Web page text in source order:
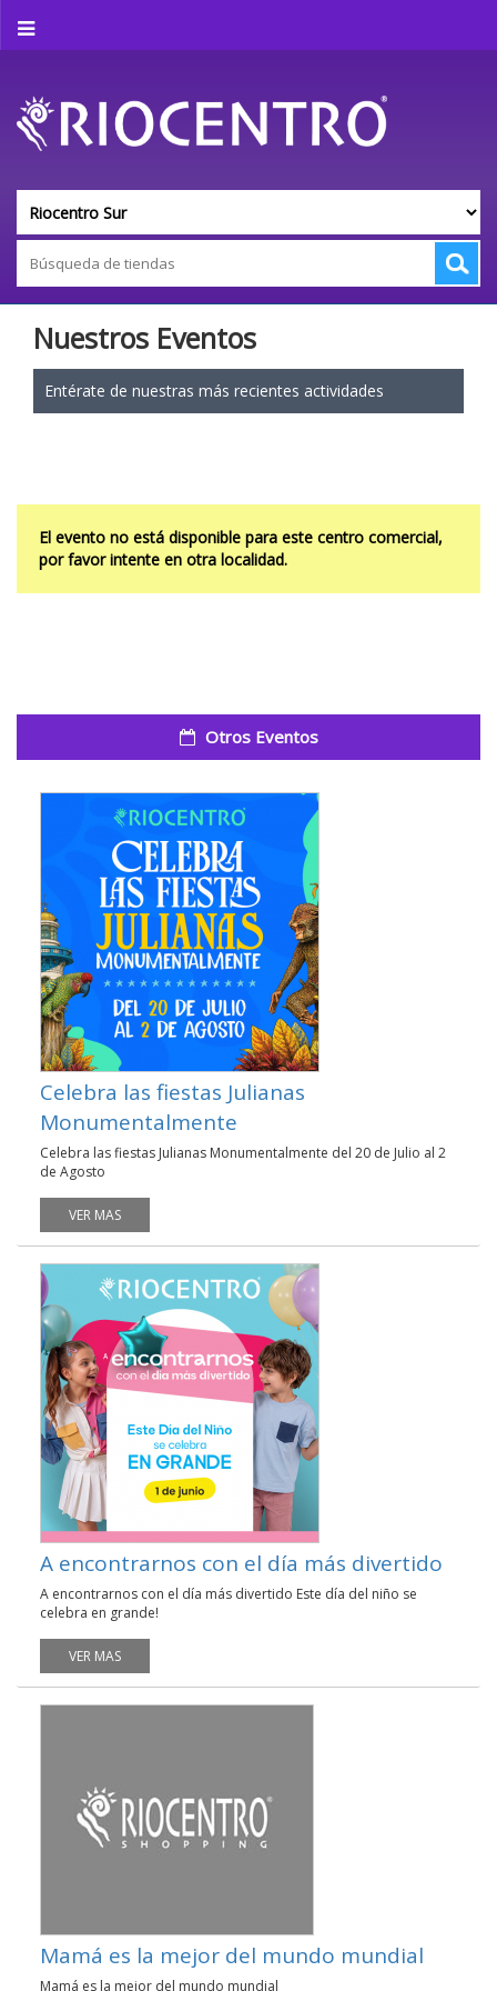
Nuestros Eventos
Entérate de nuestras más recientes actividades
El evento no está disponible para este centro comercial,
por favor intente en otra localidad.
Otros Eventos
Celebra las fiestas Julianas
Monumentalmente
Celebra las fiestas Julianas Monumentalmente del 20 de Julio al 2
de Agosto
VER MAS
A encontrarnos con el día más divertido
A encontrarnos con el día más divertido Este día del niño se
celebra en grande!
VER MAS
Mamá es la mejor del mundo mundial
Mamá es la mejor del mundo mundial